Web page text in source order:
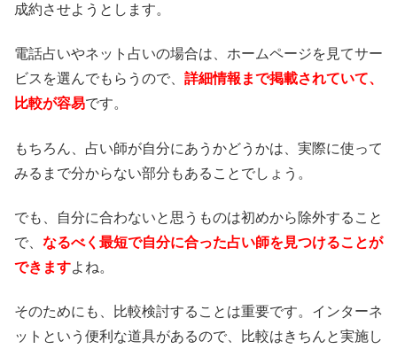
成約させようとします。
電話占いやネット占いの場合は、ホームページを見てサー
ビスを選んでもらうので、 詳細情報まで掲載されていて、
比較が容易です。
もちろん、占い師が自分にあうかどうかは、実際に使って
みるまで分からない部分もあることでしょう。
でも、自分に合わないと思うものは初めから除外すること
で、 なるべく最短で自分に合った占い師を見つけることが
できますよね。
そのためにも、比較検討することは重要です。インターネ
ットという便利な道具があるので、比較はきちんと実施し